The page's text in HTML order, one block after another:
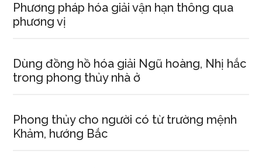
Phương pháp hóa giải vận hạn thông qua
phương vị
Dùng đồng hồ hóa giải Ngũ hoàng, Nhị hắc
trong phong thủy nhà ở
Phong thủy cho người có từ trường mệnh
Khảm, hướng Bắc